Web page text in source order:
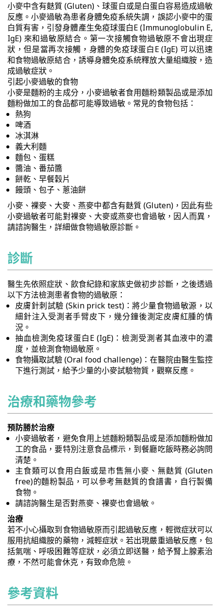
小麥中含有麩質 (Gluten)、球蛋白或是白蛋白容易造成過敏
反應。小麥過敏為患者身體免疫系統失調，誤認小麥中的蛋
白質有害，引發身體產生免疫球蛋白E (Immunoglobulin E,
IgE) 來和過敏原結合。第一次接觸食物過敏原不會出現症
狀，但是當再次接觸，身體的免疫球蛋白E (IgE) 可以迅速
和食物過敏原結合，誘導身體免疫系統釋放大量組織胺，造
成過敏症狀。
引起小麥過敏的食物
小麥是麵粉的主成分，小麥過敏者食用麵粉類製品或是添加
麵粉做加工的食品都可能導致過敏。常見的食物包括：
熱狗
啤酒
冰淇淋
義大利麵
麵包、蛋糕
醬油、番茄醬
餅乾、早餐穀片
饅頭、包子、蔥油餅
小麥、裸麥、大麥、燕麥中都含有麩質 (Gluten)，因此有些
小麥過敏者可能對裸麥、大麥或燕麥也會過敏，因人而異，
請諮詢醫生，詳細做食物過敏原診斷。
診斷
醫生先依照症狀、飲食紀錄和家族史做初步診斷，之後透過
以下方法檢測患者食物的過敏原：
皮膚針刺試驗 (Skin prick test)：將少量食物過敏源，以
細針注入受測者手臂皮下，幾分鐘後測定皮膚紅腫的情
況。
抽血檢測免疫球蛋白E (IgE)：檢測受測者其血液中的濃
度，並檢測食物過敏原。
食物攝取試驗 (Oral food challenge)：在醫院由醫生監控
下進行測試，給予少量的小麥試驗物質，觀察反應。
治療和藥物參考
預防勝於治療
小麥過敏者，避免食用上述麵粉類製品或是添加麵粉做加
工的食品，要特別注意食品標示，到餐廳吃飯時務必詢問
清楚。
主食類可以食用白飯或是市售無小麥、無麩質 (Gluten
free)的麵粉製品，可以參考無麩質的食譜書，自行製備
食物。
請諮詢醫生是否對燕麥、裸麥也會過敏。
治療
若不小心攝取到食物過敏原而引起過敏反應，輕微症狀可以
服用抗組織胺的藥物，減輕症狀。若出現嚴重過敏反應，包
括氣喘、呼吸困難等症狀，必須立即送醫，給予腎上腺素治
療，不然可能會休克，有致命危險。
參考資料